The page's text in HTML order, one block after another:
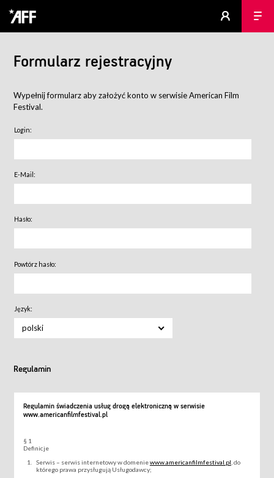
Formularz rejestracyjny
Wypełnij formularz aby założyć konto w serwisie American Film
Festival.
Login:
E-Mail:
Hasło:
Powtórz hasło:
Język:
polski
Regulamin
Regulamin świadczenia usług drogą elektroniczną w serwisie
www.americanfilmfestival.pl
§ 1
Definicje
Serwis – serwis internetowy w domeniewww.americanfilmfestival.pl , do
którego prawa przysługują Usługodawcy;